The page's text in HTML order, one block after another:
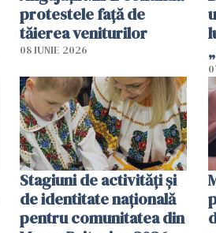
protestele faţă de
tăierea veniturilor
08 IUNIE 2026
Stagiuni de activități și
de identitate națională
pentru comunitatea din